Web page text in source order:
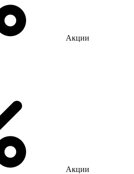
Акции
Акции